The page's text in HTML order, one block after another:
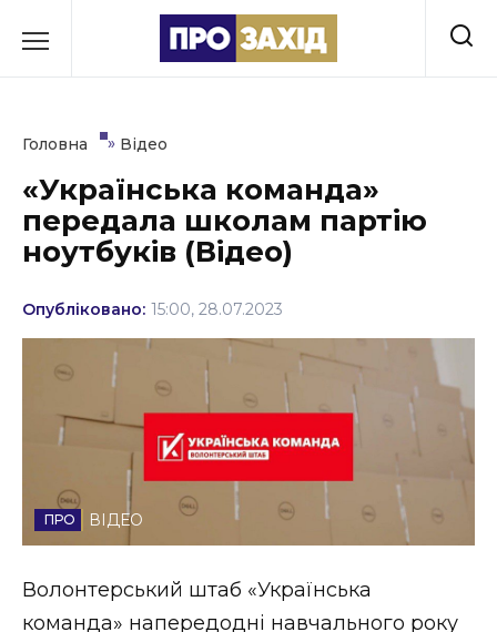
до
Культура
Освіта
Події
Політика
Соціум
Стиль життя
Втрачений Ужгород (відеоверсія)
Головна » Відео
«Українська команда»
передала школам партію
ноутбуків (Відео)
Опубліковано: 15:00, 28.07.2023
ВІДЕО
Волонтерський штаб «Українська
команда» напередодні навчального року